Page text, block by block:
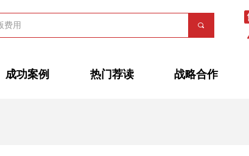
끠
成功案例 热门荐读 战略合作